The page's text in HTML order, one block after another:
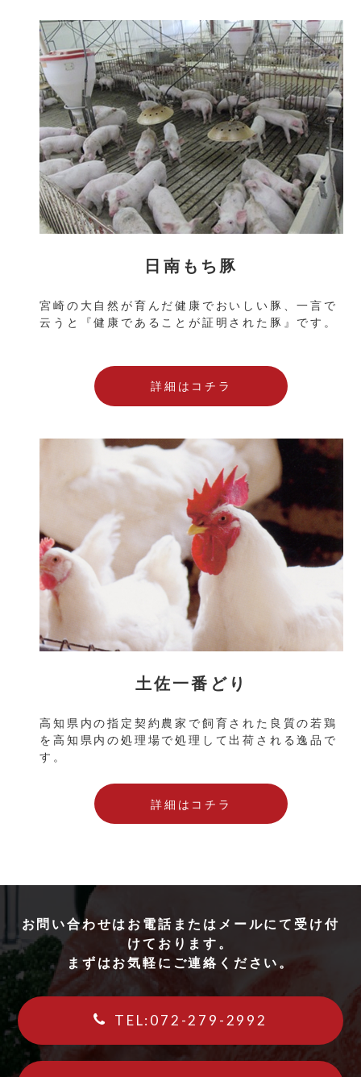
日南もち豚
宮崎の大自然が育んだ健康でおいしい豚、一言で
云うと『健康であることが証明された豚』です。
詳細はコチラ
土佐一番どり
高知県内の指定契約農家で飼育された良質の若鶏
を高知県内の処理場で処理して出荷される逸品で
す。
詳細はコチラ
お問い合わせはお電話またはメールにて受け付
けております。
まずはお気軽にご連絡ください。
TEL:072-279-2992